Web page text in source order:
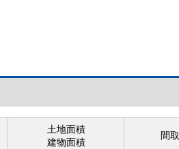
土地面積
建物面積
間取